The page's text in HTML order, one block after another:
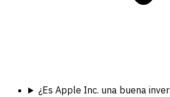
¿Es Apple Inc. una buena